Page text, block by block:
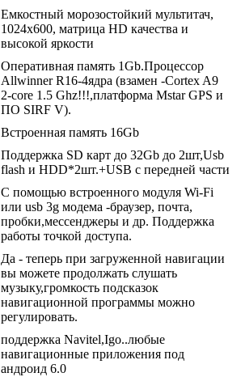
Емкостный морозостойкий мультитач,
1024х600, матрица HD качества и
высокой яркости
Оперативная память 1Gb.Процессор
Allwinner R16-4ядра (взамен -Сortex A9
2-core 1.5 Ghz!!!,платформа Mstar GPS и
ПО SIRF V).
Встроенная память 16Gb
Поддержка SD карт до 32Gb до 2шт,Usb
flash и HDD*2шт.+USB с передней части
С помощью встроенного модуля Wi-Fi
или usb 3g модема -браузер, почта,
пробки,мессенджеры и др. Поддержка
работы точкой доступа.
Да - теперь при загруженной навигации
вы можете продолжать слушать
музыку,громкость подсказок
навигационной программы можно
регулировать.
поддержка Navitel,Igo..любые
навигационные приложения под
андроид 6.0